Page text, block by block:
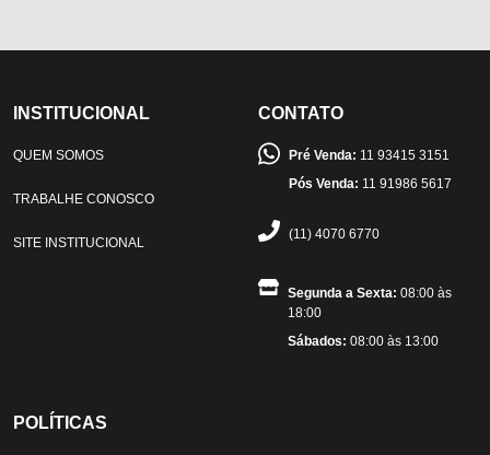
INSTITUCIONAL
QUEM SOMOS
TRABALHE CONOSCO
SITE INSTITUCIONAL
CONTATO
Pré Venda: 11 93415 3151
Pós Venda: 11 91986 5617
(11) 4070 6770
Segunda a Sexta: 08:00 às
18:00
Sábados: 08:00 às 13:00
POLÍTICAS